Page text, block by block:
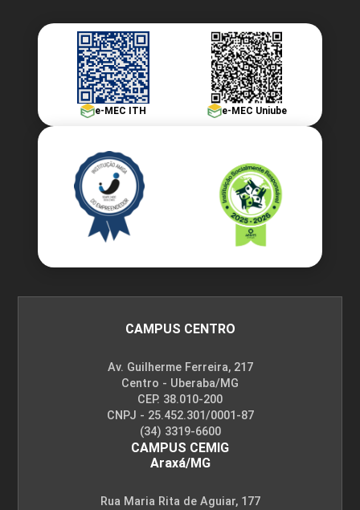
e-MEC ITH e-MEC Uniube
CAMPUS CENTRO
Av. Guilherme Ferreira, 217
Centro - Uberaba/MG
CEP. 38.010-200
CNPJ - 25.452.301/0001-87
(34) 3319-6600
CAMPUS CEMIG
Araxá/MG
Rua Maria Rita de Aguiar, 177